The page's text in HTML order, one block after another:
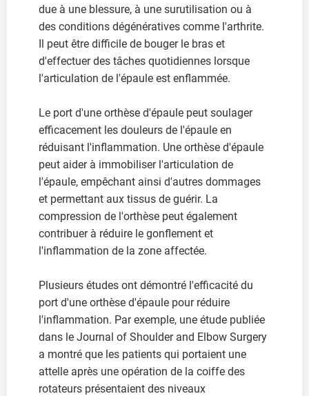
due à une blessure, à une surutilisation ou à
des conditions dégénératives comme l'arthrite.
Il peut être difficile de bouger le bras et
d'effectuer des tâches quotidiennes lorsque
l'articulation de l'épaule est enflammée.
Le port d'une orthèse d'épaule peut soulager
efficacement les douleurs de l'épaule en
réduisant l'inflammation. Une orthèse d'épaule
peut aider à immobiliser l'articulation de
l'épaule, empêchant ainsi d'autres dommages
et permettant aux tissus de guérir. La
compression de l'orthèse peut également
contribuer à réduire le gonflement et
l'inflammation de la zone affectée.
Plusieurs études ont démontré l'efficacité du
port d'une orthèse d'épaule pour réduire
l'inflammation. Par exemple, une étude publiée
dans le Journal of Shoulder and Elbow Surgery
a montré que les patients qui portaient une
attelle après une opération de la coiffe des
rotateurs présentaient des niveaux